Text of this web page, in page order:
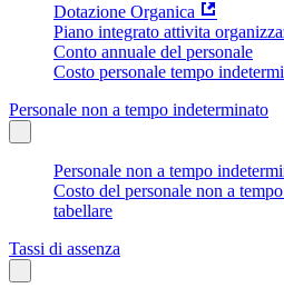
Dotazione Organica
Piano integrato attivita
Conto annuale del personale
Costo personale tempo
Personale non a tempo indeterminato
Personale non a tempo
Costo del personale non a
tabellare
Tassi di assenza